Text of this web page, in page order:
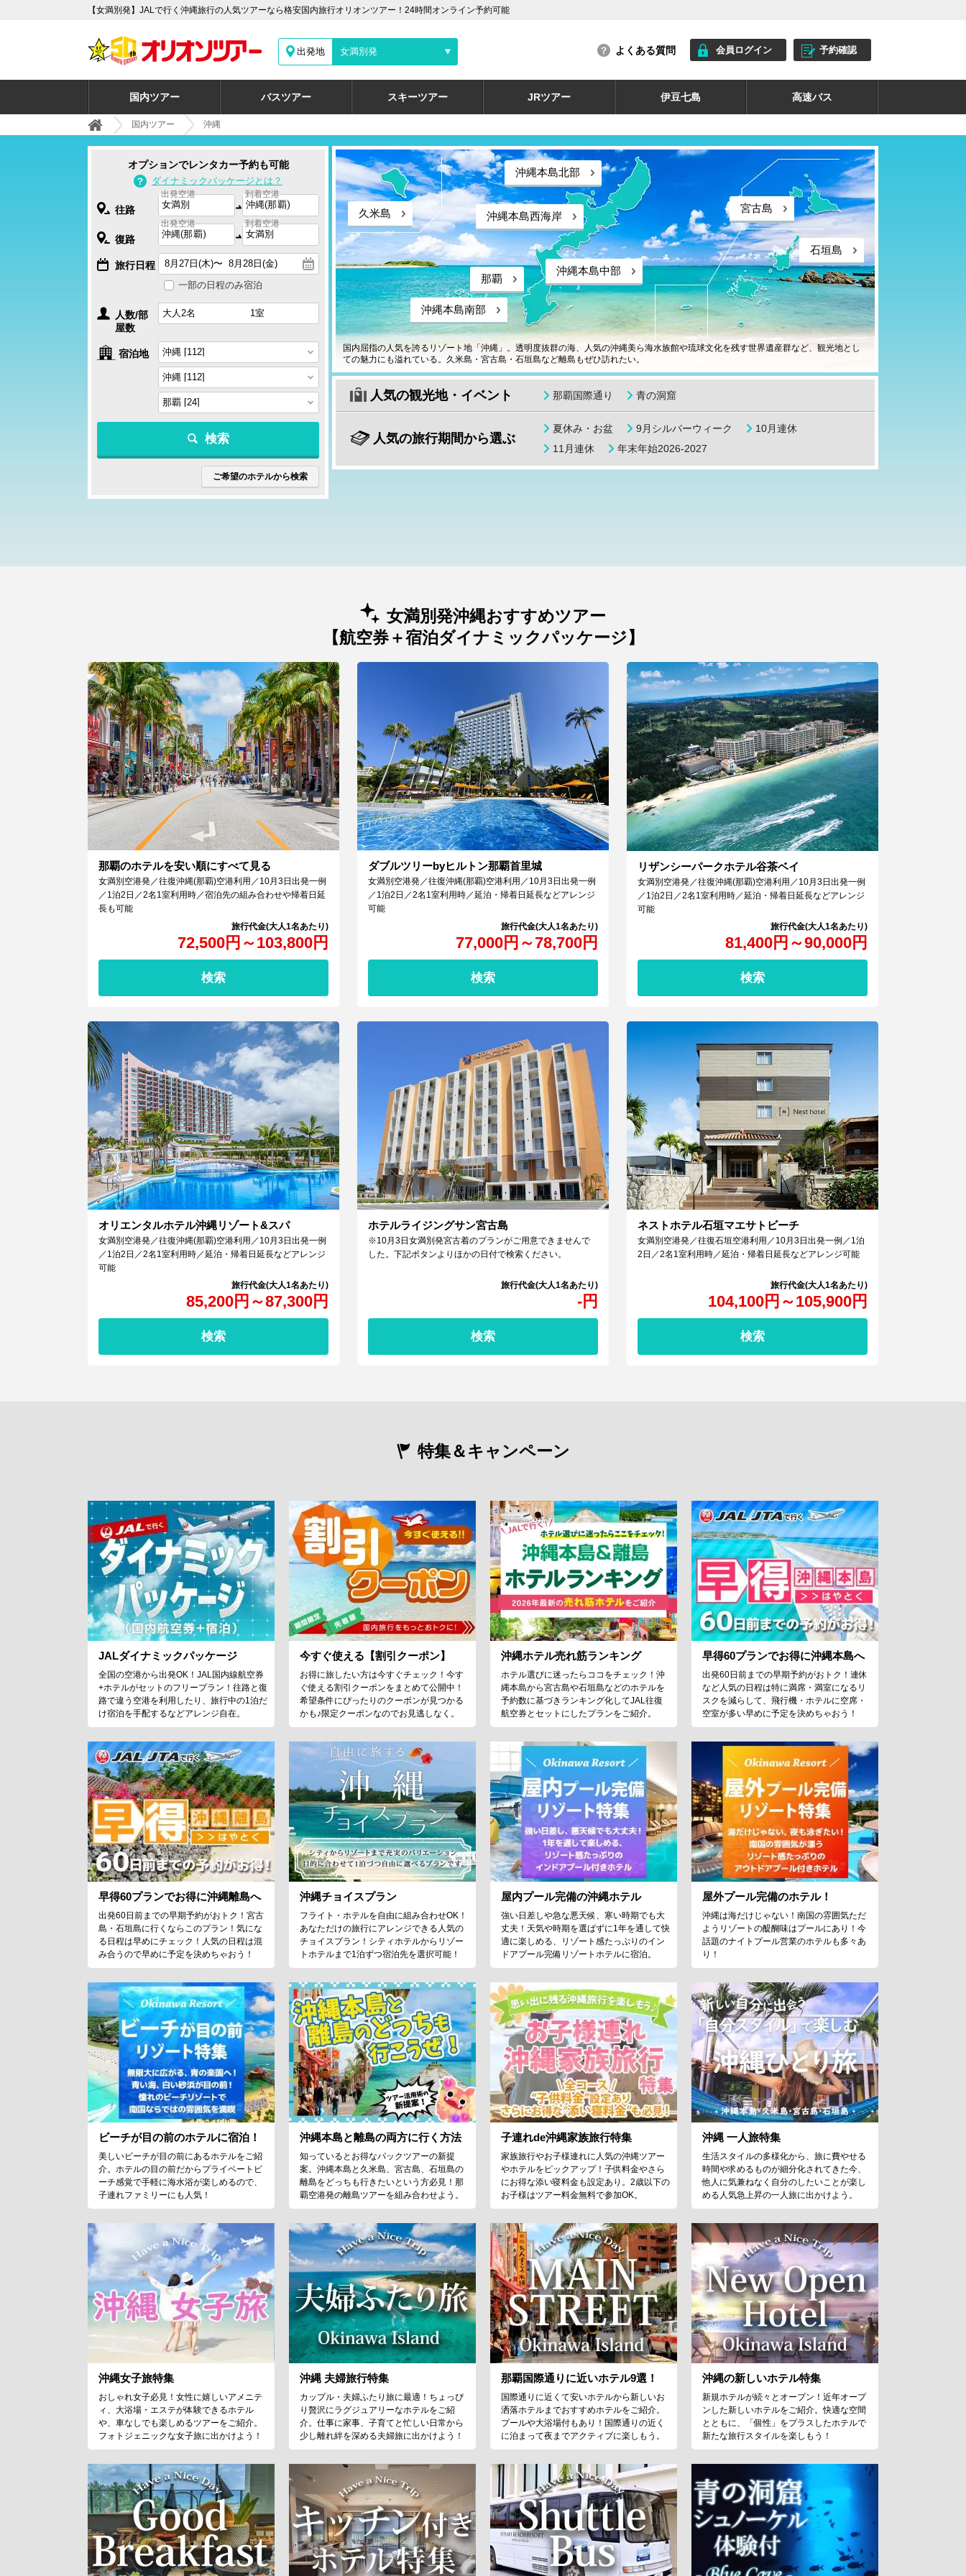
【女満別発】JALで行く沖縄旅行の人気ツアーなら格安国内旅行オリオンツアー！24時間オンライン予約可能
出発地 女満別発 よくある質問 会員ログイン 予約確認
国内ツアー バスツアー スキーツアー JRツアー 伊豆七島 高速バス
国内ツアー 沖縄
那覇
沖縄本島南部
沖縄本島中部
沖縄本島西海岸
沖縄本島北部
久米島 宮古島
石垣島
国内屈指の人気を誇るリゾート地「沖縄」。透明度抜群の海、人気の沖縄美ら海水族館や琉球文化を残す世界遺産群など、観光地とし
ての魅力にも溢れている。久米島・宮古島・石垣島など離島もぜひ訪れたい。
人気の観光地・イベント 那覇国際通り 青の洞窟
人気の旅行期間から選ぶ
夏休み・お盆 9月シルバーウィーク
10月連休
11月連休
年末年始2026-2027
オプションでレンタカー予約も可能
ダイナミックパッケージとは？
往路
出発空港 到着空港
復路
出発空港 到着空港
旅行日程
一部の日程のみ宿泊
人数/部
屋数
宿泊地
検索
ご希望のホテルから検索
女満別発沖縄おすすめツアー
【航空券＋宿泊ダイナミックパッケージ】
那覇のホテルを安い順にすべて見る
72,500円 ～103,800円
女満別空港発／往復沖縄(那覇)空港利用／10月3日出発一例
／1泊2日／2名1室利用時／宿泊先の組み合わせや帰着日延
長も可能
検索
ダブルツリーbyヒルトン那覇首里城
77,000円 ～78,700円
女満別空港発／往復沖縄(那覇)空港利用／10月3日出発一例
／1泊2日／2名1室利用時／延泊・帰着日延長などアレンジ
可能
検索
リザンシーパークホテル谷茶ベイ
81,400円 ～90,000円
女満別空港発／往復沖縄(那覇)空港利用／10月3日出発一例
／1泊2日／2名1室利用時／延泊・帰着日延長などアレンジ
可能
検索
オリエンタルホテル沖縄リゾート&スパ
85,200円 ～87,300円
女満別空港発／往復沖縄(那覇)空港利用／10月3日出発一例
／1泊2日／2名1室利用時／延泊・帰着日延長などアレンジ
可能
検索
ホテルライジングサン宮古島
-円
※10月3日女満別発宮古着のプランがご用意できませんで
した。下記ボタンよりほかの日付で検索ください。
検索
ネストホテル石垣マエサトビーチ
104,100円 ～105,900円
女満別空港発／往復石垣空港利用／10月3日出発一例／1泊
2日／2名1室利用時／延泊・帰着日延長などアレンジ可能
検索
特集＆キャンペーン
JALダイナミックパッケージ
全国の空港から出発OK！JAL国内線航空券
+ホテルがセットのフリープラン！往路と復
路で違う空港を利用したり、旅行中の1泊だ
け宿泊を手配するなどアレンジ自在。
今すぐ使える【割引クーポン】
お得に旅したい方は今すぐチェック！今す
ぐ使える割引クーポンをまとめて公開中！
希望条件にぴったりのクーポンが見つかる
かも♪限定クーポンなのでお見逃しなく。
沖縄ホテル売れ筋ランキング
ホテル選びに迷ったらココをチェック！沖
縄本島から宮古島や石垣島などのホテルを
予約数に基づきランキング化してJAL往復
航空券とセットにしたプランをご紹介。
早得60プランでお得に沖縄本島へ
出発60日前までの早期予約がおトク！連休
など人気の日程は特に満席・満室になるリ
スクを減らして、飛行機・ホテルに空席・
空室が多い早めに予定を決めちゃおう！
早得60プランでお得に沖縄離島へ
出発60日前までの早期予約がおトク！宮古
島・石垣島に行くならこのプラン！気にな
る日程は早めにチェック！人気の日程は混
み合うので早めに予定を決めちゃおう！
沖縄チョイスプラン
フライト・ホテルを自由に組み合わせOK！
あなただけの旅行にアレンジできる人気の
チョイスプラン！シティホテルからリゾー
トホテルまで1泊ずつ宿泊先を選択可能！
屋内プール完備の沖縄ホテル
強い日差しや急な悪天候、寒い時期でも大
丈夫！天気や時期を選ばずに1年を通して快
適に楽しめる、リゾート感たっぷりのイン
ドアプール完備リゾートホテルに宿泊。
屋外プール完備のホテル！
沖縄は海だけじゃない！南国の雰囲気ただ
ようリゾートの醍醐味はプールにあり！今
話題のナイトプール営業のホテルも多々あ
り！
ビーチが目の前のホテルに宿泊！
美しいビーチが目の前にあるホテルをご紹
介。ホテルの目の前だからプライベートビ
ーチ感覚で手軽に海水浴が楽しめるので、
子連れファミリーにも人気！
沖縄本島と離島の両方に行く方法
知っているとお得なパックツアーの新提
案。沖縄本島と久米島、宮古島、石垣島の
離島をどっちも行きたいという方必見！那
覇空港発の離島ツアーを組み合わせよう。
子連れde沖縄家族旅行特集
家族旅行やお子様連れに人気の沖縄ツアー
やホテルをピックアップ！子供料金やさら
にお得な添い寝料金も設定あり。2歳以下の
お子様はツアー料金無料で参加OK。
沖縄 一人旅特集
生活スタイルの多様化から、旅に費やせる
時間や求めるものが細分化されてきた今、
他人に気兼ねなく自分のしたいことが楽し
める人気急上昇の一人旅に出かけよう。
沖縄女子旅特集
おしゃれ女子必見！女性に嬉しいアメニテ
ィ、大浴場・エステが体験できるホテル
や、車なしでも楽しめるツアーをご紹介。
フォトジェニックな女子旅に出かけよう！
沖縄 夫婦旅行特集
カップル・夫婦ふたり旅に最適！ちょっぴ
り贅沢にラグジュアリーなホテルをご紹
介。仕事に家事、子育てと忙しい日常から
少し離れ絆を深める夫婦旅に出かけよう！
那覇国際通りに近いホテル9選！
国際通りに近くて安いホテルから新しいお
洒落ホテルまでおすすめホテルをご紹介。
プールや大浴場付もあり！国際通りの近く
に泊まって夜までアクティブに楽しもう。
沖縄の新しいホテル特集
新規ホテルが続々とオープン！近年オープ
ンした新しいホテルをご紹介。快適な空間
とともに、「個性」をプラスしたホテルで
新たな旅行スタイルを楽しもう！